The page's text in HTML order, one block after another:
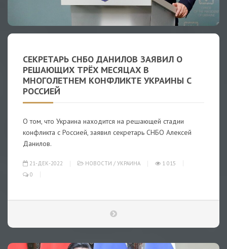
СЕКРЕТАРЬ СНБО ДАНИЛОВ ЗАЯВИЛ О
РЕШАЮЩИХ ТРЁХ МЕСЯЦАХ В
МНОГОЛЕТНЕМ КОНФЛИКТЕ УКРАИНЫ С
РОССИЕЙ
О том, что Украина находится на решающей стадии
конфликта с Россией, заявил секретарь СНБО Алексей
Данилов.
21-ДЕК-2022 НОВОСТИ / УКРАИНА
1 015
0